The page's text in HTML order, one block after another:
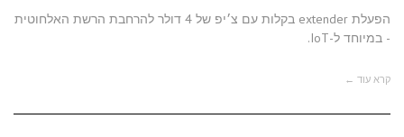
הפעלת extender בקלות עם צ׳יפ של 4 דולר להרחבת הרשת האלחוטית
- במיוחד ל-IoT.
קרא עוד ←